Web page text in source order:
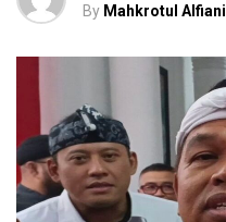
By Mahkrotul Alfiani